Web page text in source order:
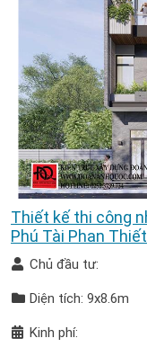
Thiết kế thi công
Phú Tài Phan Thiết
Chủ đầu tư:
Diện tích: 9x8.6m
Kinh phí: